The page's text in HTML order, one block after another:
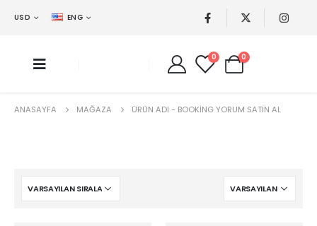
USD ENG
0 0
ANASAYFA MAĞAZA ÜRÜN ADI - BOOKING YORUM SATIN AL